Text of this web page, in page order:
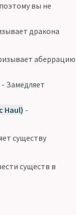
вы не
дракона
аберрацию
- Замедляет
Haul) -
существу
существ в